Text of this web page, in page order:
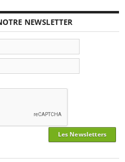
NEWSLETTER
Les Newsletters